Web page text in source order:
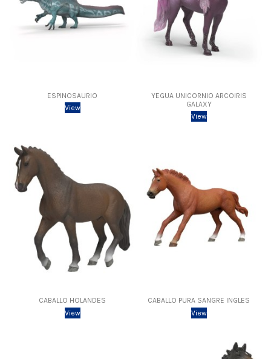
ESPINOSAURIO
View
YEGUA UNICORNIO ARCOIRIS
GALAXY
View
CABALLO HOLANDES
View
CABALLO PURA SANGRE INGLES
View